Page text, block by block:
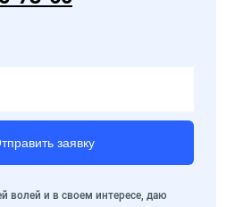
заявку
волей и в своем интересе, даю